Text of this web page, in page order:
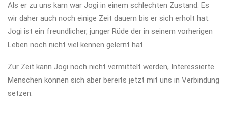
Als er zu uns kam war Jogi in einem schlechten Zustand. Es
wir daher auch noch einige Zeit dauern bis er sich erholt hat.
Jogi ist ein freundlicher, junger Rüde der in seinem vorherigen
Leben noch nicht viel kennen gelernt hat.
Zur Zeit kann Jogi noch nicht vermittelt werden, Interessierte
Menschen können sich aber bereits jetzt mit uns in Verbindung
setzen.